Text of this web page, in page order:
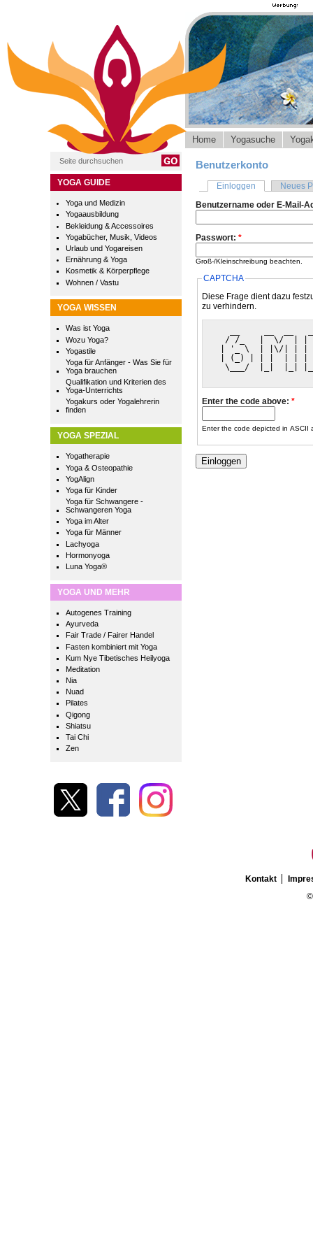
YOGA GUIDE
Yoga und Medizin
Yogaausbildung
Bekleidung & Accessoires
Yogabücher, Musik, Videos
Urlaub und Yogareisen
Ernährung & Yoga
Kosmetik & Körperpflege
Wohnen / Vastu
YOGA WISSEN
Was ist Yoga
Wozu Yoga?
Yogastile
Yoga für Anfänger - Was Sie für
Yoga brauchen
Qualifikation und Kriterien des
Yoga-Unterrichts
Yogakurs oder Yogalehrerin
finden
YOGA SPEZIAL
Yogatherapie
Yoga & Osteopathie
YogAlign
Yoga für Kinder
Yoga für Schwangere -
Schwangeren Yoga
Yoga im Alter
Yoga für Männer
Lachyoga
Hormonyoga
Luna Yoga®
YOGA UND MEHR
Autogenes Training
Ayurveda
Fair Trade / Fairer Handel
Fasten kombiniert mit Yoga
Kum Nye Tibetisches Heilyoga
Meditation
Nia
Nuad
Pilates
Qigong
Shiatsu
Tai Chi
Zen
Home Yogasuche
Benutzerkonto
Einloggen
Neues
Benutzername oder E-Mail-
Passwort: *
Groß-/Kleinschreibung beachten.
CAPTCHA
Diese Frage dient dazu
zu verhindern.
/ /_   |  \/  |
| '_ \  | |\/| | |
| (_) | | |  | | |
\___/  |_|  |_|
Enter the code above: *
Enter the code depicted in ASCII
Kontakt
©